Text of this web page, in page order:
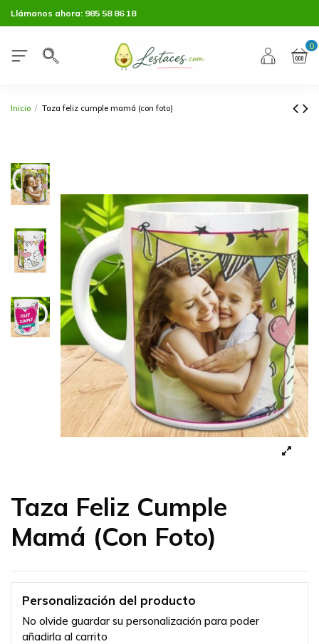
Llámanos ahora: 985 58 86 18
0
Inicio Taza feliz cumple mamá (con foto)
Taza Feliz Cumple
Mamá (Con Foto)
Personalización del producto
No olvide guardar su personalización para poder
añadirla al carrito